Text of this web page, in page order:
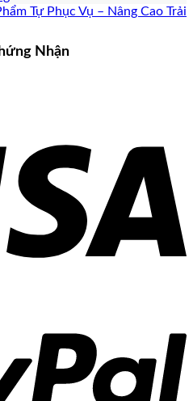
Tự Phục Vụ – Nâng Cao Trải
Nhận